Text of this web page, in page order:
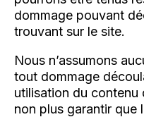
dommage pouvant
trouvant sur le site.
Nous n’assumons
tout dommage
utilisation du contenu
non plus garantir que